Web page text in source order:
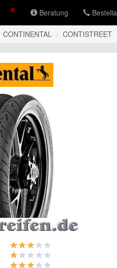
Beratung
CONTINENTAL CONTISTREET